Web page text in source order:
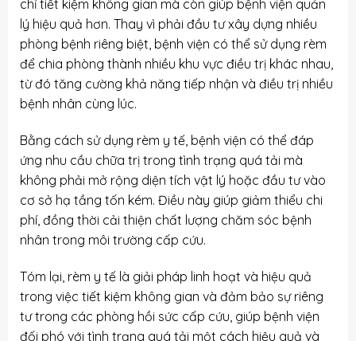
chỉ tiết kiệm không gian mà còn giúp bệnh viện quản
lý hiệu quả hơn. Thay vì phải đầu tư xây dựng nhiều
phòng bệnh riêng biệt, bệnh viện có thể sử dụng rèm
để chia phòng thành nhiều khu vực điều trị khác nhau,
từ đó tăng cường khả năng tiếp nhận và điều trị nhiều
bệnh nhân cùng lúc.
Bằng cách sử dụng rèm y tế, bệnh viện có thể đáp
ứng nhu cầu chữa trị trong tình trạng quá tải mà
không phải mở rộng diện tích vật lý hoặc đầu tư vào
cơ sở hạ tầng tốn kém. Điều này giúp giảm thiểu chi
phí, đồng thời cải thiện chất lượng chăm sóc bệnh
nhân trong môi trường cấp cứu.
Tóm lại, rèm y tế là giải pháp linh hoạt và hiệu quả
trong việc tiết kiệm không gian và đảm bảo sự riêng
tư trong các phòng hồi sức cấp cứu, giúp bệnh viện
đối phó với tình trạng quá tải một cách hiệu quả và